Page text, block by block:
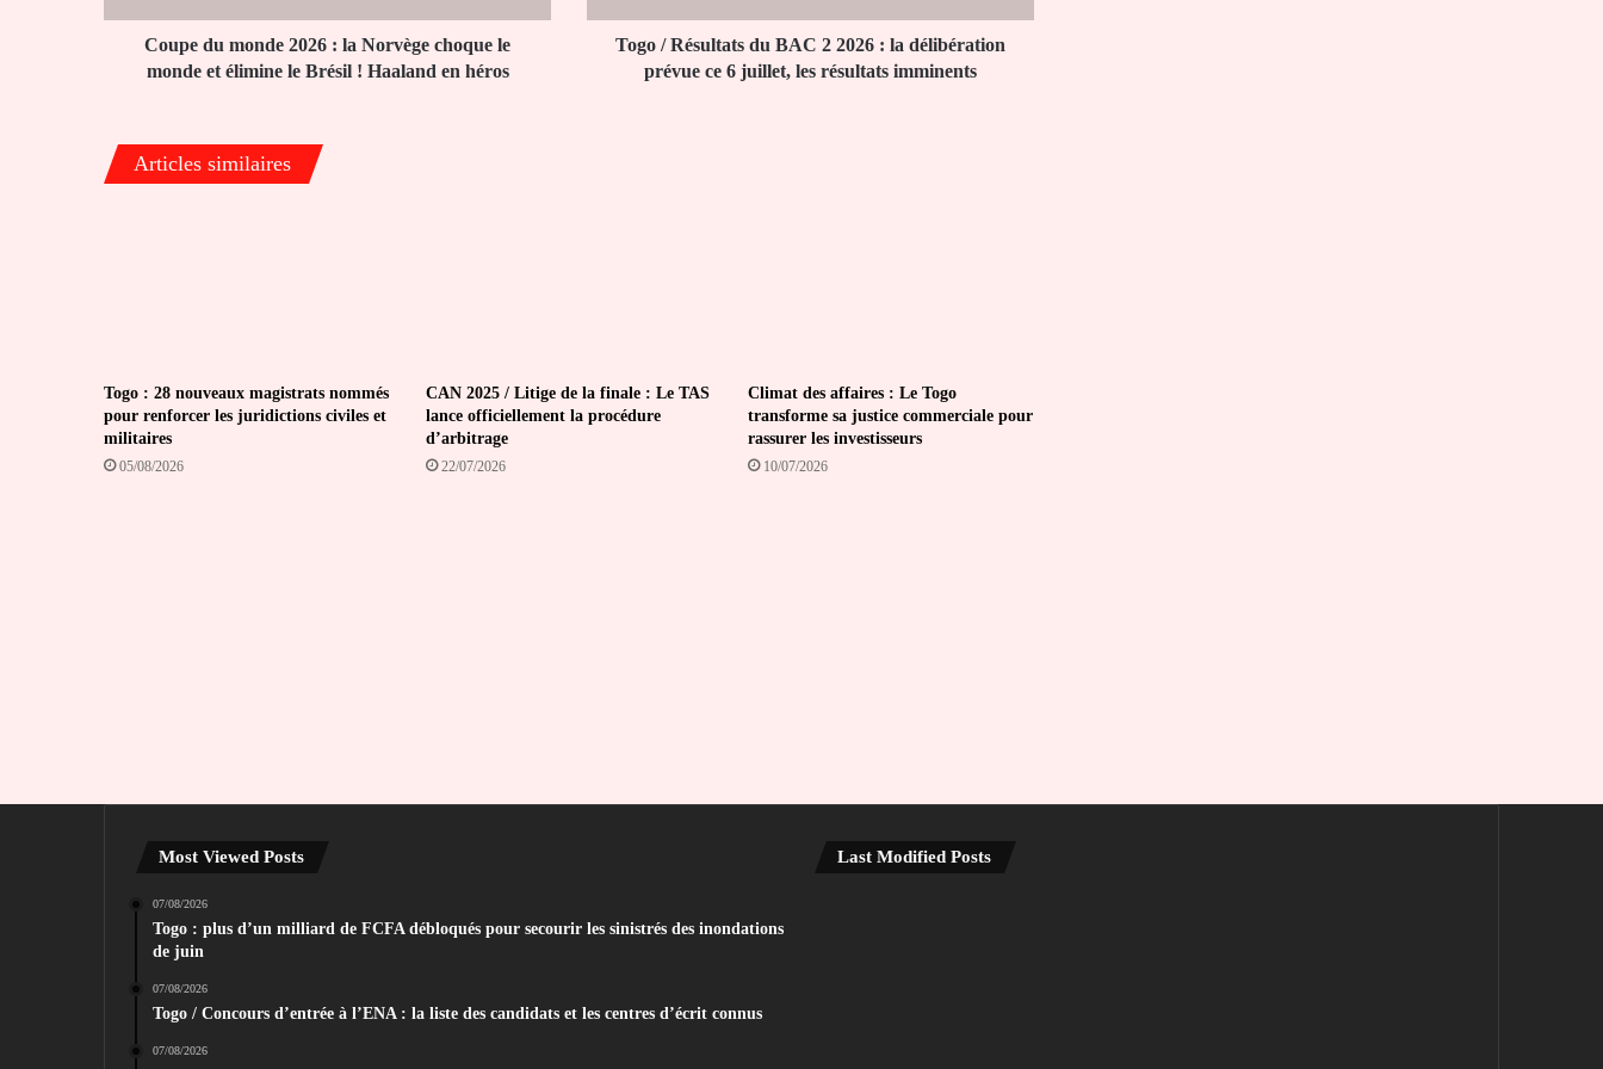
le
monde
Brésil
Coupe du monde 2026 : la Norvège choque le
monde et élimine le Brésil ! Haaland en héros
la
délibération
Togo / Résultats du BAC 2 2026 : la délibération
prévue ce 6 juillet, les résultats imminents
Articles similaires
Togo : 28 nouveaux magistrats nommés
pour renforcer les juridictions civiles et
militaires
05/08/2026
CAN 2025 / Litige de la finale : Le TAS
lance officiellement la procédure
d’arbitrage
22/07/2026
Climat des affaires : Le Togo
transforme sa justice commerciale pour
rassurer les investisseurs
10/07/2026
Most Viewed Posts
07/08/2026
Togo : plus d’un milliard de FCFA débloqués pour secourir les sinistrés des inondations
de juin
07/08/2026
Togo / Concours d’entrée à l’ENA : la liste des candidats et les centres d’écrit connus
07/08/2026
Last Modified Posts